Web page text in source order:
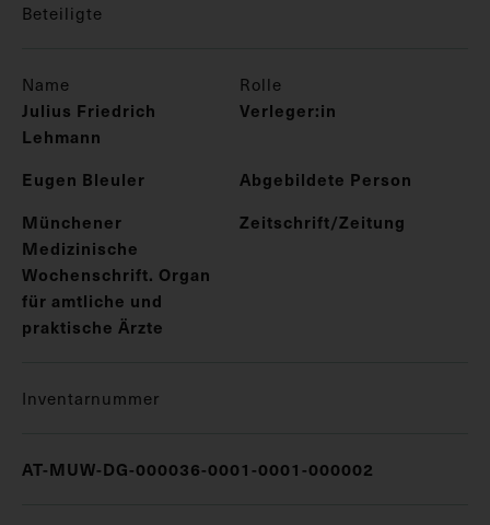
Beteiligte
Name Rolle
Julius Friedrich
Lehmann
Verleger:in
Eugen Bleuler
Abgebildete Person
Münchener
Medizinische
Wochenschrift. Organ
für amtliche und
praktische Ärzte
Zeitschrift/Zeitung
Inventarnummer
AT-MUW-DG-000036-0001-0001-000002